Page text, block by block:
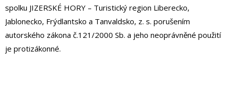
spolku JIZERSKÉ HORY – Turistický region Liberecko,
Jablonecko, Frýdlantsko a Tanvaldsko, z. s. porušením
autorského zákona č.121/2000 Sb. a jeho neoprávněné použití
je protizákonné.